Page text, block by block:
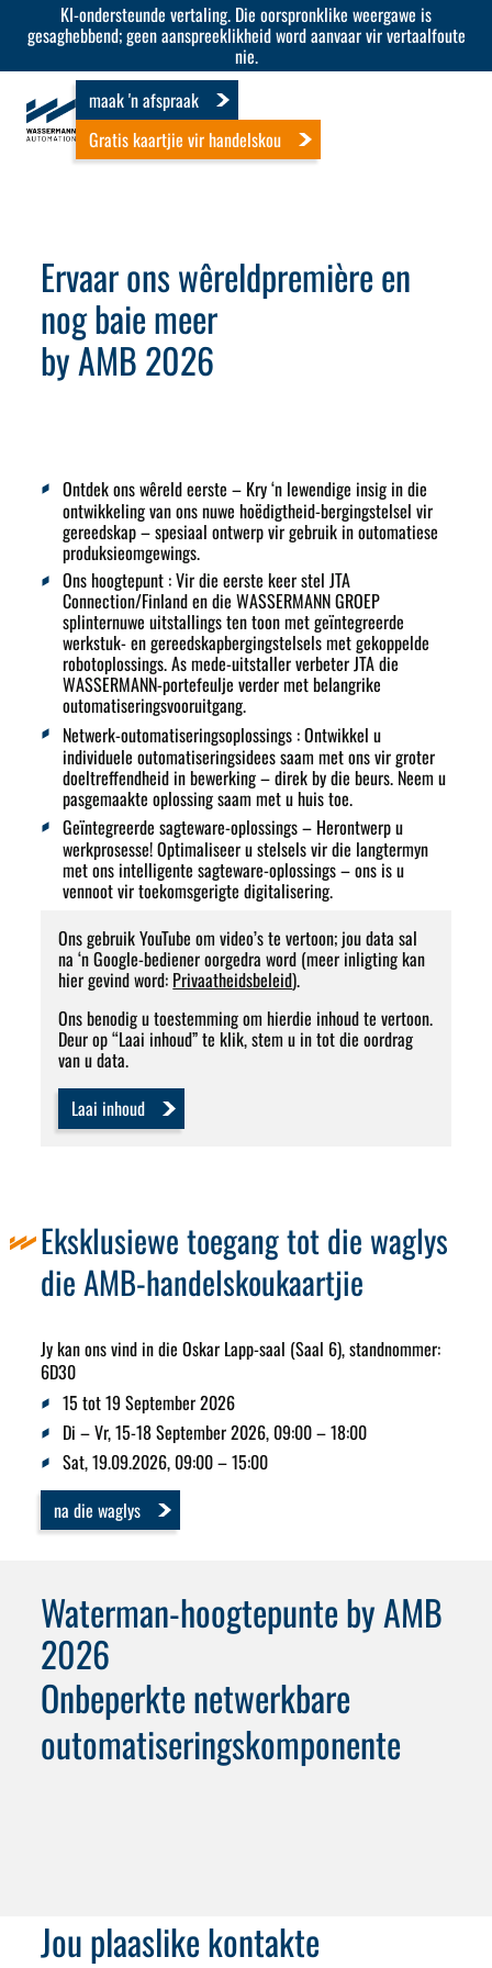
KI-ondersteunde vertaling. Die oorspronklike weergawe is
gesaghebbend; geen aanspreeklikheid word aanvaar vir vertaalfoute
nie.
maak 'n afspraak
Gratis kaartjie vir handelskou
Ervaar ons wêreldpremière en
nog baie meer
by AMB 2026
Ontdek ons ​​wêreld eerste – Kry ‘n lewendige insig in die
ontwikkeling van ons nuwe hoëdigtheid-bergingstelsel vir
gereedskap – spesiaal ontwerp vir gebruik in outomatiese
produksieomgewings.
Ons hoogtepunt: Vir die eerste keer stel JTA
Connection/Finland en die WASSERMANN GROEP
splinternuwe uitstallings ten toon met geïntegreerde
werkstuk- en gereedskapbergingstelsels met gekoppelde
robotoplossings. As mede-uitstaller verbeter JTA die
WASSERMANN-portefeulje verder met belangrike
outomatiseringsvooruitgang.
Netwerk-outomatiseringsoplossings: Ontwikkel u
individuele outomatiseringsidees saam met ons vir groter
doeltreffendheid in bewerking – direk by die beurs. Neem u
pasgemaakte oplossing saam met u huis toe.
Geïntegreerde sagteware-oplossings– Herontwerp u
werkprosesse! Optimaliseer u stelsels vir die langtermyn
met ons intelligente sagteware-oplossings – ons is u
vennoot vir toekomsgerigte digitalisering.
Ons gebruik YouTube om video’s te vertoon; jou data sal
na ‘n Google-bediener oorgedra word (meer inligting kan
hier gevind word: Privaatheidsbeleid).
Ons benodig u toestemming om hierdie inhoud te vertoon.
Deur op “Laai inhoud” te klik, stem u in tot die oordrag
van u data.
Laai inhoud
Eksklusiewe toegang tot die waglys
die AMB-handelskoukaartjie
Jy kan ons vind in die Oskar Lapp-saal (Saal 6), standnommer:
6D30
15 tot 19 September 2026
Di – Vr, 15-18 September 2026, 09:00 – 18:00
Sat, 19.09.2026, 09:00 – 15:00
na die waglys
Waterman-hoogtepunte by AMB
2026
Onbeperkte netwerkbare
outomatiseringskomponente
Jou plaaslike kontakte